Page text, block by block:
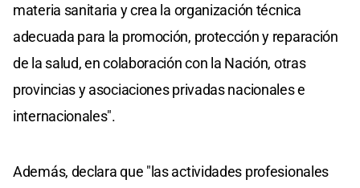
materia sanitaria y crea la organización técnica
adecuada para la promoción, protección y reparación
de la salud, en colaboración con la Nación, otras
provincias y asociaciones privadas nacionales e
internacionales".
Además, declara que "las actividades profesionales